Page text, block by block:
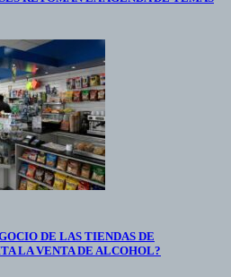
DE LAS TIENDAS DE
LA VENTA DE ALCOHOL?